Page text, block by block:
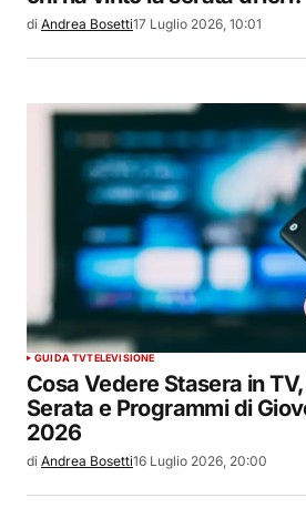
di Andrea Bosetti17 Luglio 2026, 10:01
GUIDA TVTELEVISIONE
Cosa Vedere Stasera in
Serata e Programmi di
2026
di Andrea Bosetti16 Luglio 2026, 20:00